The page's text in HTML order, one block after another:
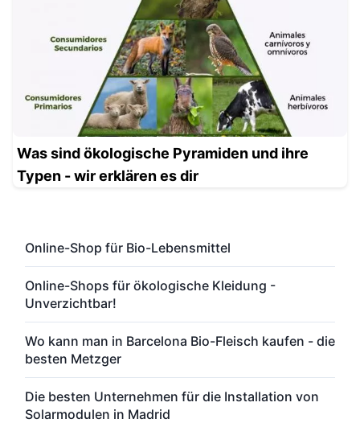
Was sind ökologische Pyramiden und ihre
Typen - wir erklären es dir
Online-Shop für Bio-Lebensmittel
Online-Shops für ökologische Kleidung -
Unverzichtbar!
Wo kann man in Barcelona Bio-Fleisch kaufen - die
besten Metzger
Die besten Unternehmen für die Installation von
Solarmodulen in Madrid